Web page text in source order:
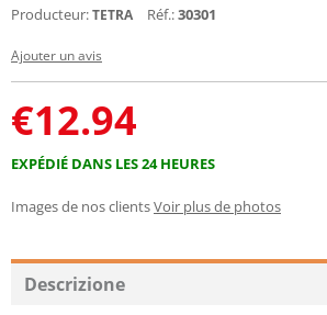
Producteur:TETRA Réf.:30301
Ajouter un avis
€12.94
EXPÉDIÉ DANS LES 24 HEURES
Images de nos clientsVoir plus de photos
Descrizione